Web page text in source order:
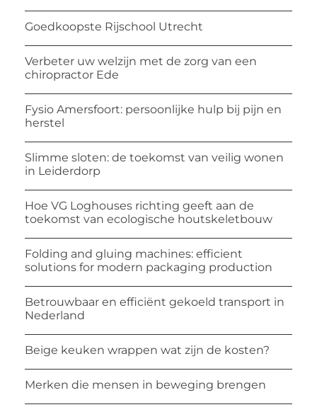
Goedkoopste Rijschool Utrecht
Verbeter uw welzijn met de zorg van een
chiropractor Ede
Fysio Amersfoort: persoonlijke hulp bij pijn en
herstel
Slimme sloten: de toekomst van veilig wonen
in Leiderdorp
Hoe VG Loghouses richting geeft aan de
toekomst van ecologische houtskeletbouw
Folding and gluing machines: efficient
solutions for modern packaging production
Betrouwbaar en efficiënt gekoeld transport in
Nederland
Beige keuken wrappen wat zijn de kosten?
Merken die mensen in beweging brengen